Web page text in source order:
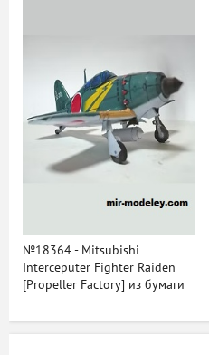
№18364 - Mitsubishi
Interceputer Fighter Raiden
[Propeller Factory] из бумаги